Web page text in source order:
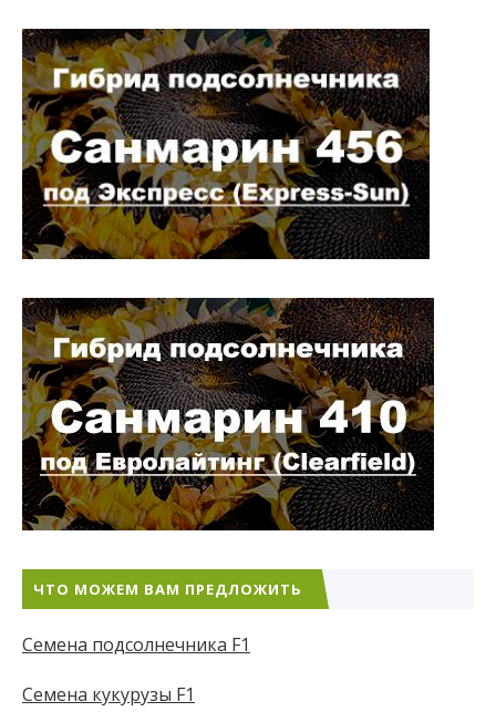
ЧТО МОЖЕМ ВАМ ПРЕДЛОЖИТЬ
Семена подсолнечника F1
Семена кукурузы F1